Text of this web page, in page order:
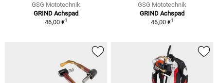
GSG Mototechnik
GRIND Achspad
46,00 €1
GSG Mototechnik
GRIND Achspad
46,00 €1